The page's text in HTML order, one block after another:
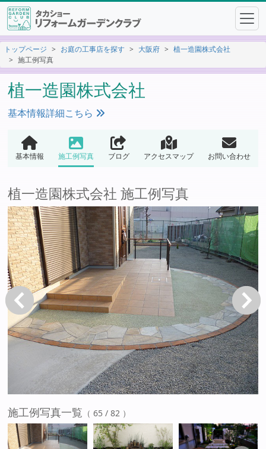
トップページ お庭の工事店を探す 大阪府
植一造園株式会社
施工例写真
植一造園株式会社
基本情報詳細こちら
基本情報 施工例写真 ブログ アクセスマップ お問い合わせ
植一造園株式会社 施工例写真
戻る 次へ
施工例写真一覧 （ 65 / 82 ）